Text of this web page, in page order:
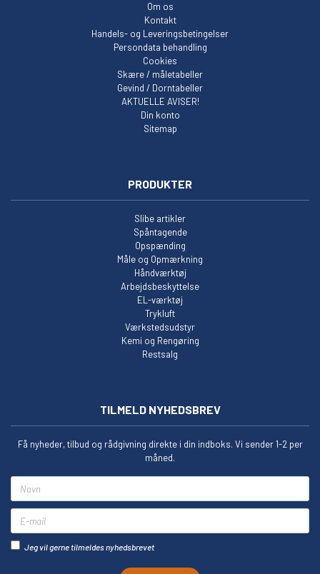
Om os
Kontakt
Handels- og Leveringsbetingelser
Persondata behandling
Cookies
Skære / måletabeller
Gevind / Dorntabeller
AKTUELLE AVISER!
Din konto
Sitemap
PRODUKTER
Slibe artikler
Spåntagende
Opspænding
Måle og Opmærkning
Håndværktøj
Arbejdsbeskyttelse
EL-værktøj
Trykluft
Værkstedsudstyr
Kemi og Rengøring
Restsalg
TILMELD NYHEDSBREV
Få nyheder, tilbud og rådgivning direkte i din indboks. Vi sender 1-2 per
måned.
Jeg vil gerne tilmeldes nyhedsbrevet